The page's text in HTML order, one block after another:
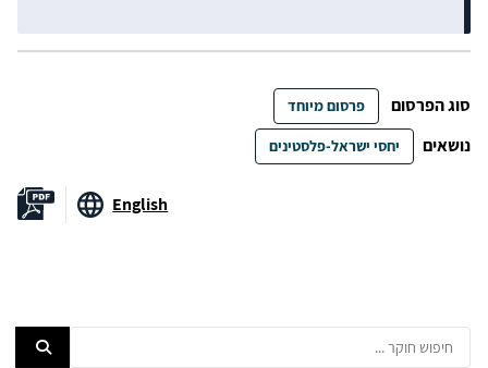
סוג הפרסום פרסום מיוחד
נושאים יחסי ישראל-פלסטינים
English